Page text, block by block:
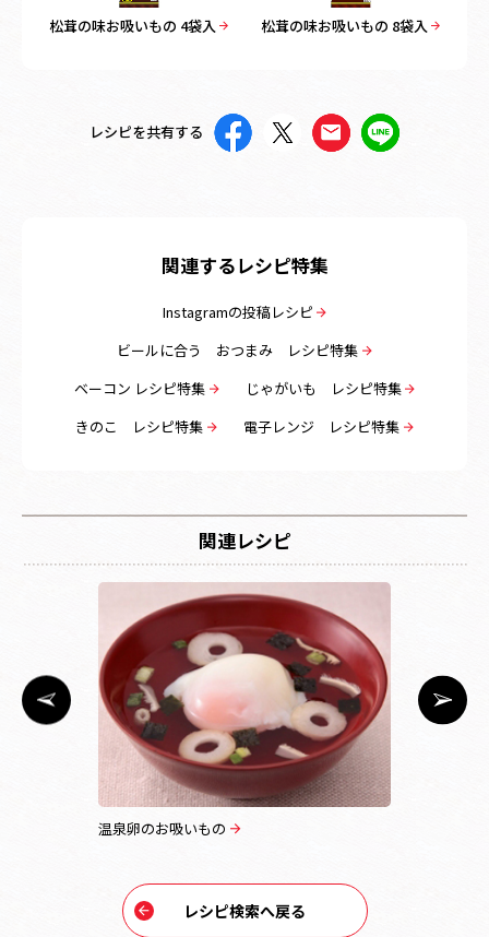
松茸の味お吸いもの 4袋入 松茸の味お吸いもの 8袋入
レシピを共有する
関連するレシピ特集
Instagramの投稿レシピ
ビールに合う おつまみ レシピ特集
ベーコン レシピ特集
じゃがいも レシピ特集
きのこ レシピ特集
電子レンジ レシピ特集
関連レシピ
温泉卵のお吸いもの
レシピ検索へ戻る